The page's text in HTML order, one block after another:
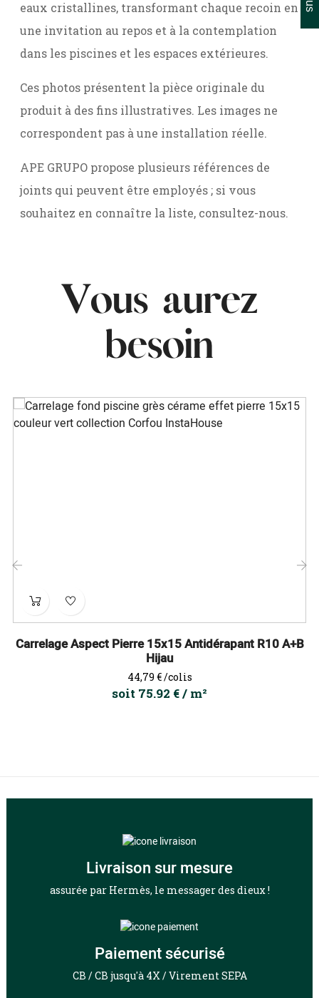
eaux cristallines, transformant chaque recoin en
une invitation au repos et à la contemplation
dans les piscines et les espaces extérieures.
Ces photos présentent la pièce originale du
produit à des fins illustratives. Les images ne
correspondent pas à une installation réelle.
APE GRUPO propose plusieurs références de
joints qui peuvent être employés ; si vous
souhaitez en connaître la liste, consultez-nous.
Vous aurez
besoin
Carrelage Aspect Pierre 15x15 Antidérapant R10 A+B
Hijau
Prix
44,79 €/colis
soit 75.92 € / m²
Livraison sur mesure
assurée par Hermès, le messager des dieux !
Paiement sécurisé
CB / CB jusqu'à 4X / Virement SEPA